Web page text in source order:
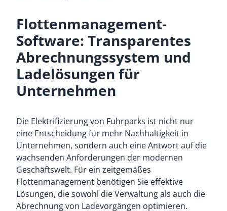
Flottenmanagement-
Software: Transparentes
Abrechnungssystem und
Ladelösungen für
Unternehmen
Die Elektrifizierung von Fuhrparks ist nicht nur
eine Entscheidung für mehr Nachhaltigkeit in
Unternehmen, sondern auch eine Antwort auf die
wachsenden Anforderungen der modernen
Geschäftswelt. Für ein zeitgemäßes
Flottenmanagement benötigen Sie effektive
Lösungen, die sowohl die Verwaltung als auch die
Abrechnung von Ladevorgängen optimieren.